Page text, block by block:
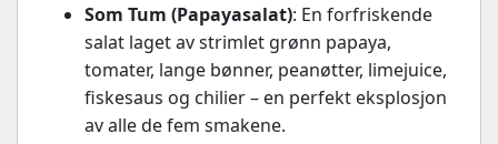
Som Tum (Papayasalat): En forfriskende
salat laget av strimlet grønn papaya,
tomater, lange bønner, peanøtter, limejuice,
fiskesaus og chilier – en perfekt eksplosjon
av alle de fem smakene.